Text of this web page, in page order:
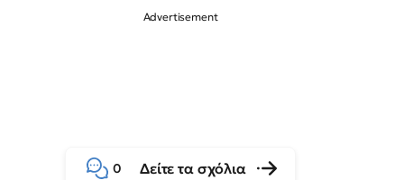
0 Δείτε τα σχόλια